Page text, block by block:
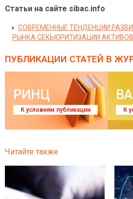
Статьи на сайте sibac.info
СОВРЕМЕННЫЕ ТЕНДЕНЦИИ
РЫНКА СЕКЬЮРИТИЗАЦИИ АКТИВОВ
ПУБЛИКАЦИИ СТАТЕЙ В
РИНЦ
К условиям публикации К
Читайте также